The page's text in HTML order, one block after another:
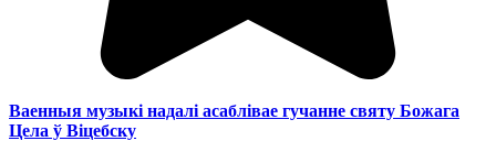
Ваенныя музыкі надалі асаблівае гучанне святу Божага
Цела ў Віцебску